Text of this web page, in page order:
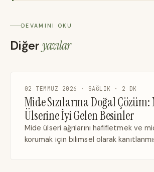
DEVAMINI OKU
Diğeryazılar
02 TEMMUZ 2026 · SAĞLIK · 2 DK
Mide Sızılarına Doğal Çözüm:
Ülserine İyi Gelen Besinler
Mide ülseri ağrılarını hafifletmek ve
korumak için bilimsel olarak